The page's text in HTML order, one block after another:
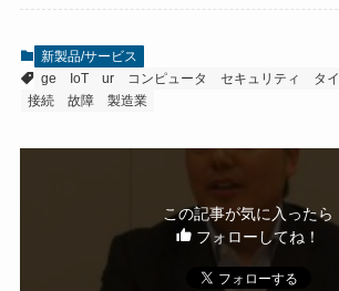
新製品/サービス
ge
IoT ur コンピュータ セキュリティ タイ
接続
故障 製造業
この記事が気に入ったら
フォローしてね！